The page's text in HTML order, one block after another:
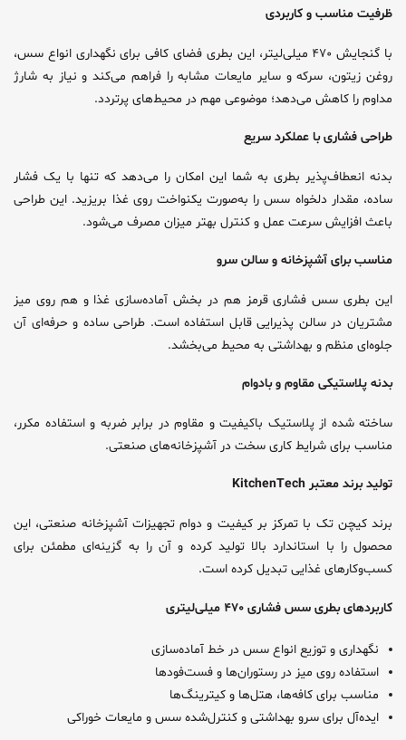
ظرفیت مناسب و کاربردی
با گنجایش ۴۷۰ میلی‌لیتر، این بطری فضای کافی برای نگهداری انواع سس‌،
روغن زیتون، سرکه و سایر مایعات مشابه را فراهم می‌کند و نیاز به شارژ
مداوم را کاهش می‌دهد؛ موضوعی مهم در محیط‌های پرتردد.
طراحی فشاری با عملکرد سریع
بدنه انعطاف‌پذیر بطری به شما این امکان را می‌دهد که تنها با یک فشار
ساده، مقدار دلخواه سس را به‌صورت یکنواخت روی غذا بریزید. این طراحی
باعث افزایش سرعت عمل و کنترل بهتر میزان مصرف می‌شود.
مناسب برای آشپزخانه و سالن سرو
این بطری سس فشاری قرمز هم در بخش آماده‌سازی غذا و هم روی میز
مشتریان در سالن پذیرایی قابل استفاده است. طراحی ساده و حرفه‌ای آن
جلوه‌ای منظم و بهداشتی به محیط می‌بخشد.
بدنه پلاستیکی مقاوم و بادوام
ساخته شده از پلاستیک باکیفیت و مقاوم در برابر ضربه و استفاده مکرر،
مناسب برای شرایط کاری سخت در آشپزخانه‌های صنعتی.
تولید برند معتبر KitchenTech
برند کیچن تک با تمرکز بر کیفیت و دوام تجهیزات آشپزخانه صنعتی، این
محصول را با استاندارد بالا تولید کرده و آن را به گزینه‌ای مطمئن برای
کسب‌وکارهای غذایی تبدیل کرده است.
کاربردهای بطری سس فشاری ۴۷۰ میلی‌لیتری
نگهداری و توزیع انواع سس در خط آماده‌سازی
استفاده روی میز در رستوران‌ها و فست‌فودها
مناسب برای کافه‌ها، هتل‌ها و کیترینگ‌ها
ایده‌آل برای سرو بهداشتی و کنترل‌شده سس و مایعات خوراکی